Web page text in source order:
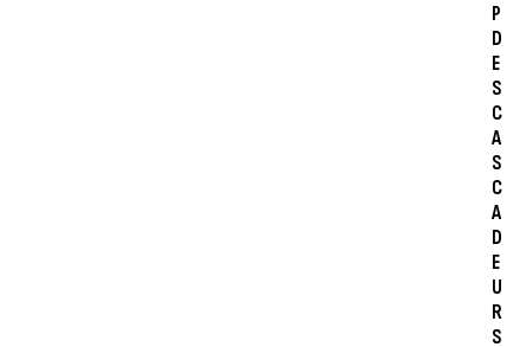
P
D
E
S
C
A
S
C
A
D
E
U
R
S